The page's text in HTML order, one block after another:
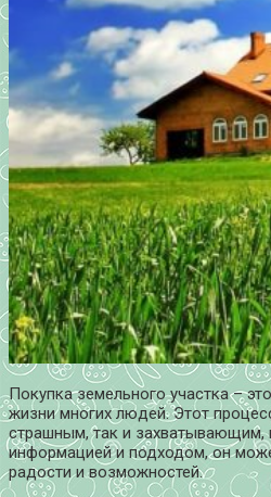
Покупка земельного участка –
жизни многих людей. Этот
страшным, так и захватывающим,
информацией и подходом, он
радости и возможностей.